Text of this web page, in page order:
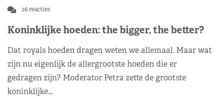
26 reacties
Koninklijke hoeden: the bigger, the better?
Dat royals hoeden dragen weten we allemaal. Maar wat
zijn nu eigenlijk de allergrootste hoeden die er
gedragen zijn? Moderator Petra zette de grootste
koninklijke…